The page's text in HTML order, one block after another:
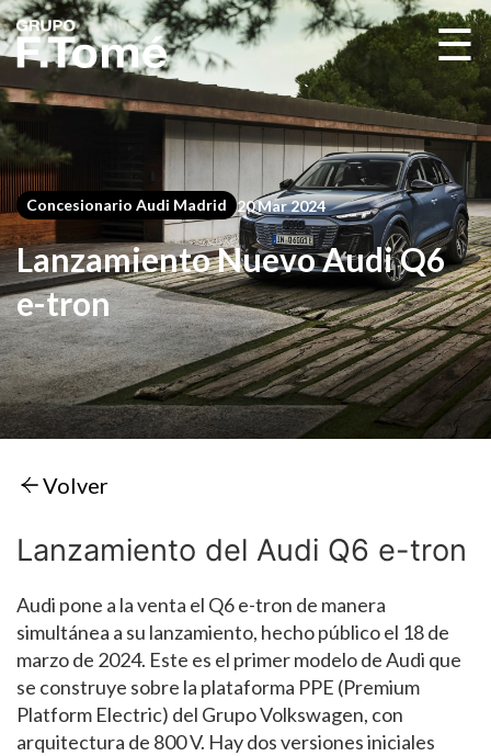
☰
Concesionario Audi Madrid 20 Mar 2024
Lanzamiento Nuevo Audi Q6
e-tron
Volver
Lanzamiento del Audi Q6 e-tron
Audi pone a la venta el Q6 e-tron de manera
simultánea a su lanzamiento, hecho público el 18 de
marzo de 2024. Este es el primer modelo de Audi que
se construye sobre la plataforma PPE (Premium
Platform Electric) del Grupo Volkswagen, con
arquitectura de 800 V. Hay dos versiones iniciales